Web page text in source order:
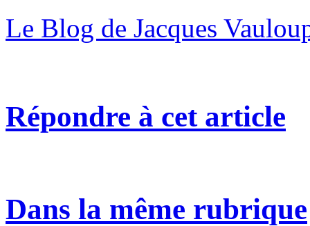
Le Blog de Jacques
Répondre à cet article
Dans la même rubrique